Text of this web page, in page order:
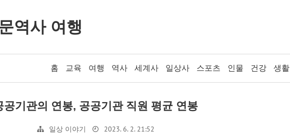
역사 여행
홈 교육 여행 역사 세계사 일상사 스포츠 인물 건강 생
공기관의 연봉, 공공기관 직원 평균 연봉
일상 이야기 2023. 6. 2. 21:52